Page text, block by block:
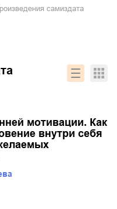
Произведения самиздата
мотивации. Как
внутри себя